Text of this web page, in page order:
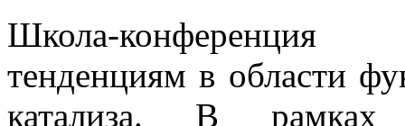
Школа-
тенденциям в области
катализа. В рамках